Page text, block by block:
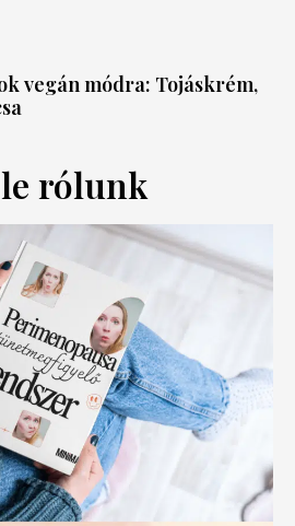
vegán módra: Tojáskrém,
rólunk